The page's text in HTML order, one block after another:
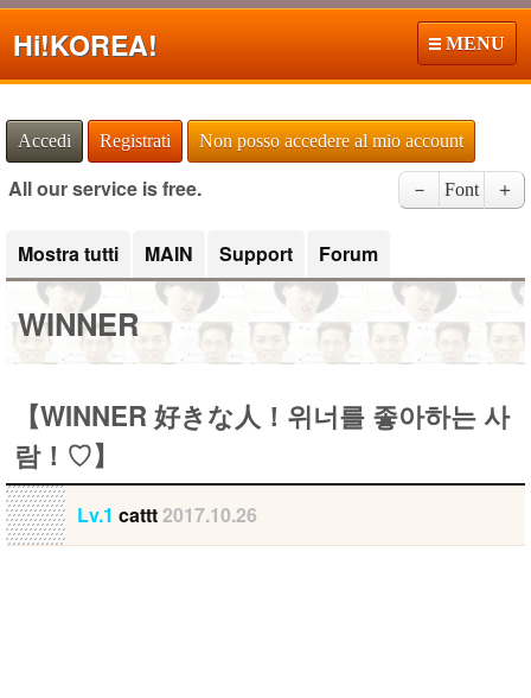
Hi!KOREA! MENU
Accedi Registrati Non posso accedere al mio account
All our service is free. － Font ＋
Mostra tutti MAIN Support Forum
WINNER
【WINNER 好きな人！위너를 좋아하는 사
람！♡】
Lv.1 cattt2017.10.26